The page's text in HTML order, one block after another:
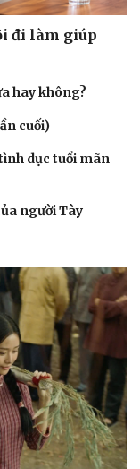
đi làm giúp
hay không?
cuối)
dục tuổi mãn
người Tày